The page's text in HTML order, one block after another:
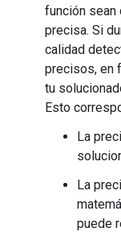
función sean
precisa. Si
calidad
precisos, en
tu
Esto
La
La
puede